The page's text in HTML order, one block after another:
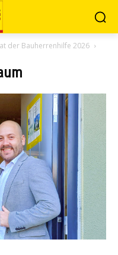
der Bauherrenhilfe 2026